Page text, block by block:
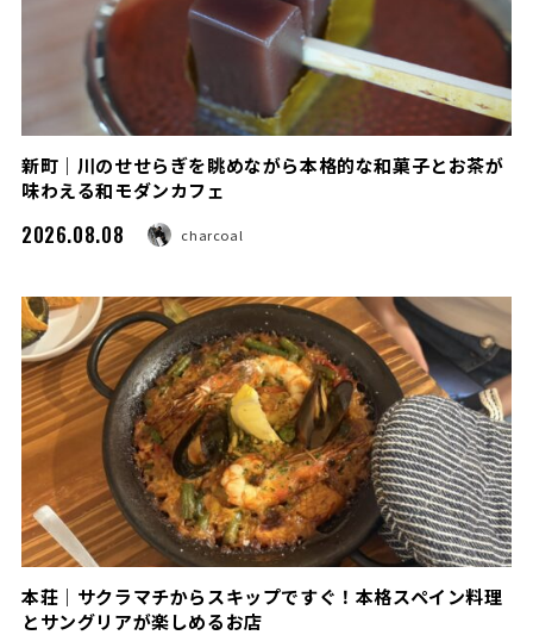
新町｜川のせせらぎを眺めながら本格的な和菓子とお茶が
味わえる和モダンカフェ
2026.08.08 charcoal
本荘｜サクラマチからスキップですぐ！本格スペイン料理
とサングリアが楽しめるお店